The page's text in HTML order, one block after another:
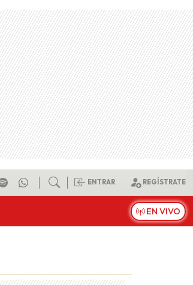
ENTRAR REGÍSTRATE
EN VIVO